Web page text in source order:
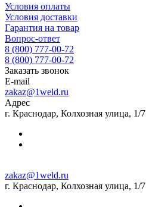
Условия оплаты
Условия доставки
Гарантия на товар
Вопрос-ответ
8 (800) 777-00-72
8 (800) 777-00-72
Заказать звонок
E-mail
zakaz@1weld.ru
Адрес
г. Краснодар, Колхозная улица, 1/7
zakaz@1weld.ru
г. Краснодар, Колхозная улица, 1/7